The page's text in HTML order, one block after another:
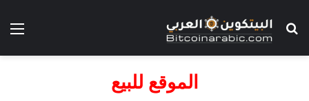
بحث عن
الموقع للبيع